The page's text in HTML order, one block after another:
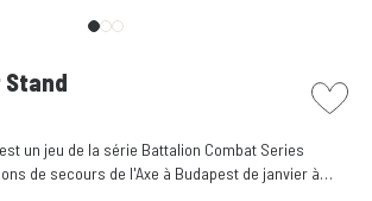
Stand picto
un jeu de la série Battalion Combat Series
de secours de l'Axe à Budapest de janvier à
est devenu les dernières offensives majeures de